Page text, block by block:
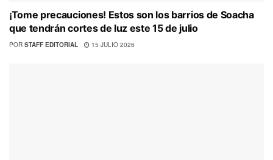
¡Tome precauciones! Estos son los barrios de Soacha
que tendrán cortes de luz este 15 de julio
POR STAFF EDITORIAL 15 JULIO 2026